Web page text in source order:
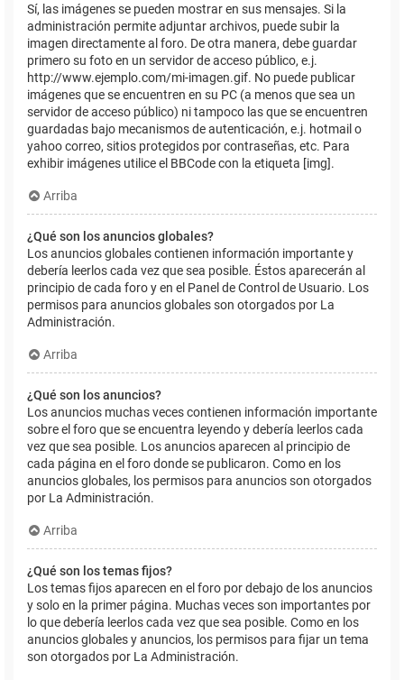
Sí, las imágenes se pueden mostrar en sus mensajes. Si la
administración permite adjuntar archivos, puede subir la
imagen directamente al foro. De otra manera, debe guardar
primero su foto en un servidor de acceso público, e.j.
http://www.ejemplo.com/mi-imagen.gif. No puede publicar
imágenes que se encuentren en su PC (a menos que sea un
servidor de acceso público) ni tampoco las que se encuentren
guardadas bajo mecanismos de autenticación, e.j. hotmail o
yahoo correo, sitios protegidos por contraseñas, etc. Para
exhibir imágenes utilice el BBCode con la etiqueta [img].
Arriba
¿Qué son los anuncios globales?
Los anuncios globales contienen información importante y
debería leerlos cada vez que sea posible. Éstos aparecerán al
principio de cada foro y en el Panel de Control de Usuario. Los
permisos para anuncios globales son otorgados por La
Administración.
Arriba
¿Qué son los anuncios?
Los anuncios muchas veces contienen información importante
sobre el foro que se encuentra leyendo y debería leerlos cada
vez que sea posible. Los anuncios aparecen al principio de
cada página en el foro donde se publicaron. Como en los
anuncios globales, los permisos para anuncios son otorgados
por La Administración.
Arriba
¿Qué son los temas fijos?
Los temas fijos aparecen en el foro por debajo de los anuncios
y solo en la primer página. Muchas veces son importantes por
lo que debería leerlos cada vez que sea posible. Como en los
anuncios globales y anuncios, los permisos para fijar un tema
son otorgados por La Administración.